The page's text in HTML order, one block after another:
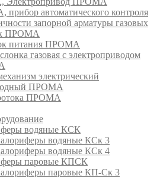
прибор автоматического контроля
запорной арматуры газовых
ПРОМА
питания ПРОМА
газовая с электроприводом
электрический
ПРОМА
ПРОМА
водяные КСК
водяные КСк 3
водяные КСк 4
паровые КПСК
паровые КП-Ск 3